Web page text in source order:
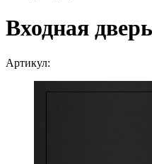
Входная
Артикул: